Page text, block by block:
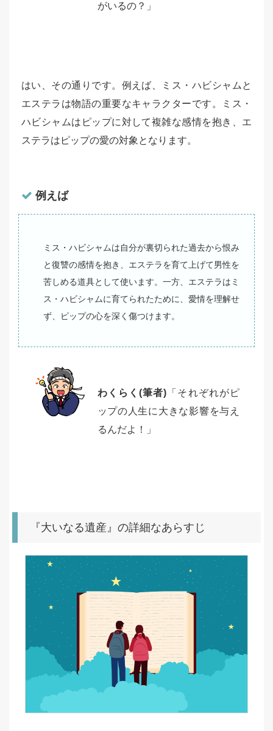
がいるの？」
はい、その通りです。例えば、ミス・ハビシャムと
エステラは物語の重要なキャラクターです。ミス・
ハビシャムはピップに対して複雑な感情を抱き、エ
ステラはピップの愛の対象となります。
例えば
ミス・ハビシャムは自分が裏切られた過去から恨み
と復讐の感情を抱き、エステラを育て上げて男性を
苦しめる道具として使います。一方、エステラはミ
ス・ハビシャムに育てられたために、愛情を理解せ
ず、ピップの心を深く傷つけます。
わくらく(筆者) 「それぞれがピ
ップの人生に大きな影響を与え
るんだよ！」
『大いなる遺産』の詳細なあらすじ